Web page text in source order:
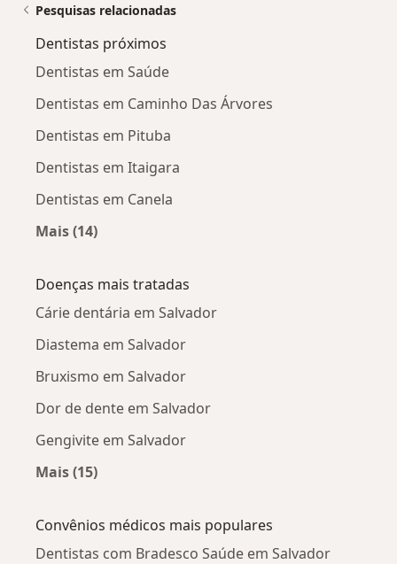
Pesquisas relacionadas
Dentistas próximos
Dentistas em Saúde
Dentistas em Caminho Das Árvores
Dentistas em Pituba
Dentistas em Itaigara
Dentistas em Canela
Mais (14)
Doenças mais tratadas
Cárie dentária em Salvador
Diastema em Salvador
Bruxismo em Salvador
Dor de dente em Salvador
Gengivite em Salvador
Mais (15)
Convênios médicos mais populares
Dentistas com Bradesco Saúde em Salvador